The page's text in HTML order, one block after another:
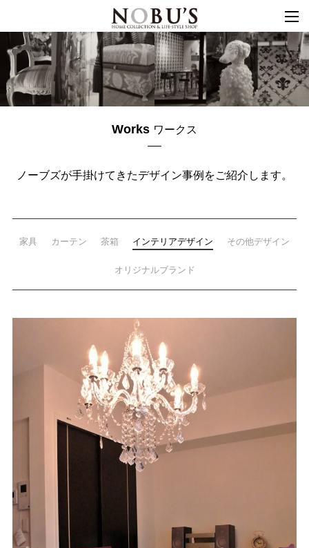
Works ワークス
ノーブズが手掛けてきたデザイン事例をご紹介します。
家具 カーテン 茶箱 インテリアデザイン その他デザイン
オリジナルブランド